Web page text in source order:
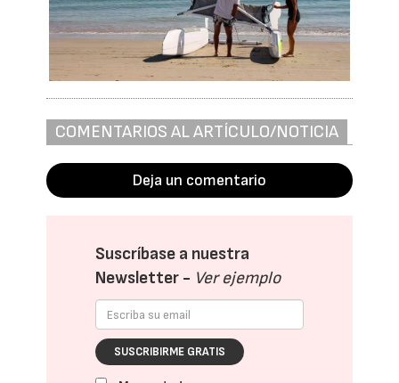
COMENTARIOS AL ARTÍCULO/NOTICIA
Deja un comentario
Suscríbase a nuestra
Newsletter - Ver ejemplo
SUSCRIBIRME GRATIS